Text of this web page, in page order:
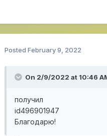
Posted February 9, 2022
On 2/9/2022 at 10:46
получил
id496901947
Благодарю!